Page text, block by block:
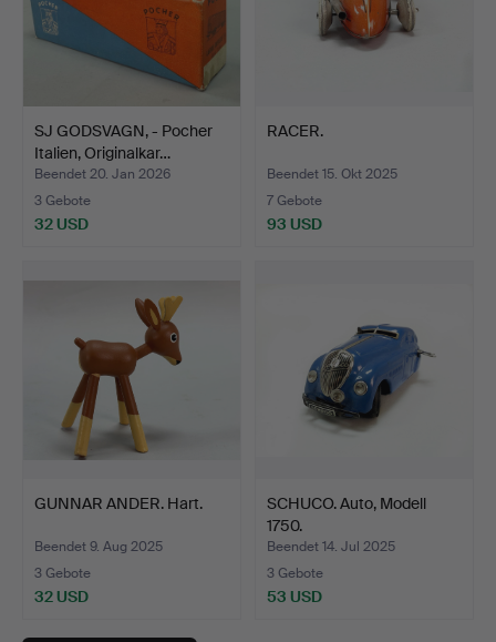
SJ GODSVAGN, - Pocher
Italien, Originalkar…
Beendet 20. Jan 2026
3 Gebote
32 USD
RACER.
Beendet 15. Okt 2025
7 Gebote
93 USD
GUNNAR ANDER. Hart.
Beendet 9. Aug 2025
3 Gebote
32 USD
SCHUCO. Auto, Modell
1750.
Beendet 14. Jul 2025
3 Gebote
53 USD